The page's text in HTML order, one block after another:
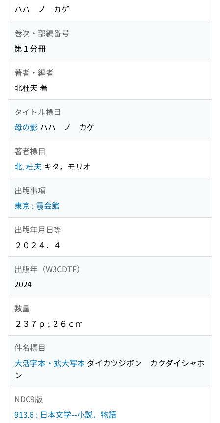
ハハ ノ カゲ
巻次・部編番号
第１分冊
著者・編者
北杜夫 著
タイトル標目
母の影 ハハ ノ カゲ
著者標目
北, 杜夫 キタ，モリオ
出版事項
東京 : 霞会館
出版年月日等
２０２４．４
出版年（W3CDTF）
2024
数量
２３７ｐ ; ２６ｃｍ
件名標目
大活字本・拡大写本 ダイカツジボン カクダイシャホ
ン
NDC9版
913.6 : 日本文学--小説．物語